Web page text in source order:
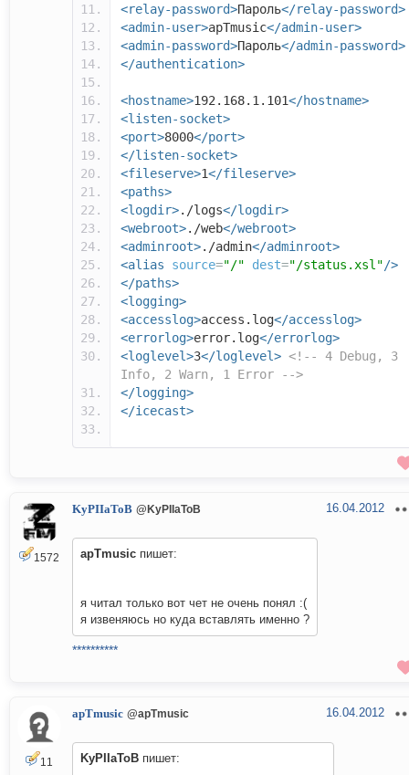
<relay-password>Пароль</relay-password>
<admin-user>apTmusic</admin-user>
<admin-password>Пароль</admin-password>
</authentication>
<hostname>192.168.1.101</hostname>
<listen-socket>
<port>8000</port>
</listen-socket>
<fileserve>1</fileserve>
<paths>
<logdir>./logs</logdir>
<webroot>./web</webroot>
<adminroot>./admin</adminroot>
<alias
source="/" dest="/status.xsl"/>
</paths>
<logging>
<accesslog>access.log</accesslog>
<errorlog>error.log</errorlog>
<loglevel>3</loglevel> <!-- 4 Debug, 3
Info, 2 Warn, 1 Error -->
</logging>
</icecast>
1572
KyPIIaToB @KyPIIaToB 16.04.2012
apTmusic пишет:
я читал только вот чет не очень понял :(
я извеняюсь но куда вставлять именно ?
**********
11
apTmusic @apTmusic 16.04.2012
KyPIIaToB пишет: